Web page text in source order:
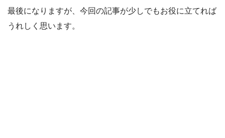
最後になりますが、今回の記事が少しでもお役に立てれば
うれしく思います。